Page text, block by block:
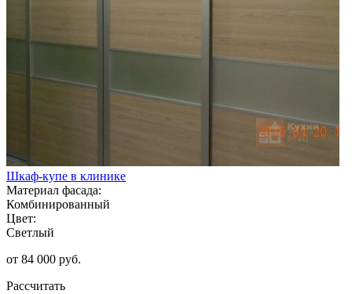
Шкаф-купе в клинике
Материал фасада:
Комбинированный
Цвет:
Светлый
от 84 000 руб.
Рассчитать